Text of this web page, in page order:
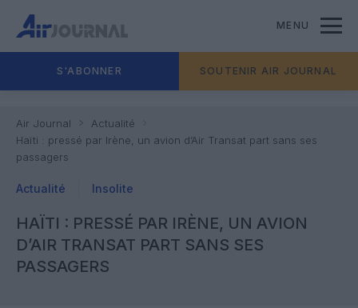
MENU
S'ABONNER SOUTENIR AIR JOURNAL
Air Journal
Actualité
Haïti : pressé par Irène, un avion d’Air Transat part sans ses
passagers
Actualité Insolite
HAÏTI : PRESSÉ PAR IRÈNE, UN AVION
D’AIR TRANSAT PART SANS SES
PASSAGERS